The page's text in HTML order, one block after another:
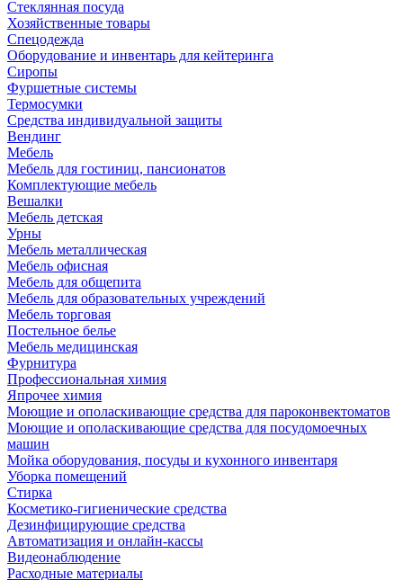
Стеклянная посуда
Хозяйственные товары
Спецодежда
Оборудование и инвентарь для кейтеринга
Сиропы
Фуршетные системы
Термосумки
Средства индивидуальной защиты
Вендинг
Мебель
Мебель для гостиниц, пансионатов
Комплектующие мебель
Вешалки
Мебель детская
Урны
Мебель металлическая
Мебель офисная
Мебель для общепита
Мебель для образовательных учреждений
Мебель торговая
Постельное белье
Мебель медицинская
Фурнитура
Профессиональная химия
Япрочее химия
Моющие и ополаскивающие средства для пароконвектоматов
Моющие и ополаскивающие средства для посудомоечных
машин
Мойка оборудования, посуды и кухонного инвентаря
Уборка помещений
Стирка
Косметико-гигиенические средства
Дезинфицирующие средства
Автоматизация и онлайн-кассы
Видеонаблюдение
Расходные материалы